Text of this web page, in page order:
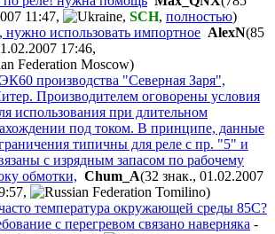
11:47, , SCH, полностью)
использовать импортное AlexN(85
17:46,
)
производства "Северная Заря",
Производителем оговорены условия
использования при длительном
под током. В принципе, данные
типичны для реле с пр. "5" и
с изрядным запасом по рабочему
обмотки, Chum_A(32 знак., 01.02.2007
,
)
температура окружающей среды 85С?
с перегревом связано наверняка -